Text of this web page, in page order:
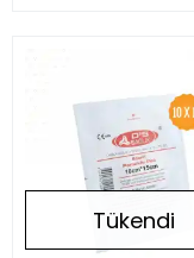
Tükendi